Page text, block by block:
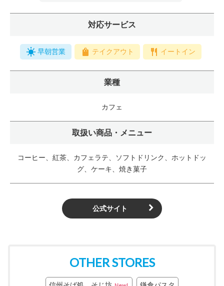
対応サービス
早朝営業 テイクアウト イートイン
業種
カフェ
取扱い商品・メニュー
コーヒー、紅茶、カフェラテ、ソフトドリンク、ホットドッ
グ、ケーキ、焼き菓子
公式サイト
OTHER STORES